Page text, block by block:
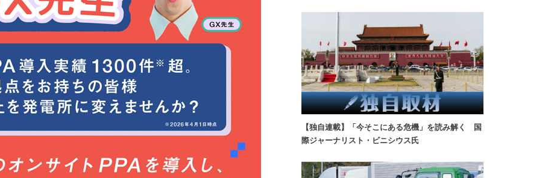
【独自連載】「今そこにある危機」を読み解く 国
際ジャーナリスト・ビニシウス氏